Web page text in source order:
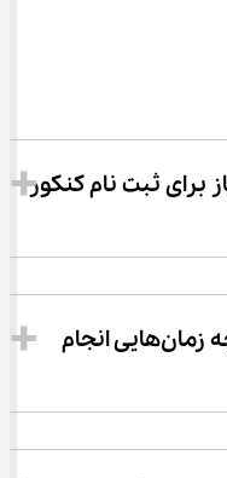
برای ثبت نام کنکور
ثبت نام کنکور ۱۴۰۵ در چه زمان‌هایی انجام